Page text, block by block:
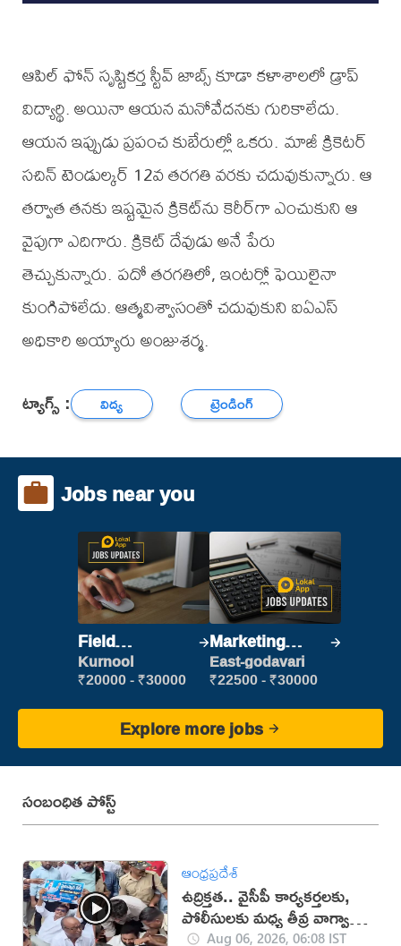
ఆపిల్ ఫోన్ సృష్టికర్త స్టీవ్ జాబ్స్ కూడా కళాశాలలో డ్రాప్
విద్యార్థి. అయినా ఆయన మనోవేదనకు గురికాలేదు.
ఆయన ఇప్పుడు ప్రపంచ కుబేరుల్లో ఒకరు. మాజీ క్రికెటర్
సచిన్ టెండుల్కర్ 12వ తరగతి వరకు చదువుకున్నారు. ఆ
తర్వాత తనకు ఇష్టమైన క్రికెట్‌ను కెరీర్‌గా ఎంచుకుని ఆ
వైపుగా ఎదిగారు. క్రికెట్ దేవుడు అనే పేరు
తెచ్చుకున్నారు. పదో తరగతిలో, ఇంటర్లో ఫెయిలైనా
కుంగిపోలేదు. ఆత్మవిశ్వాసంతో చదువుకుని ఐఏఎస్
అధికారి అయ్యారు అంజుశర్మ.
ట్యాగ్స్ : విద్య ట్రెండింగ్
Jobs near you
Field
Marketing
Executive
Kurnool
₹20000 - ₹30000
Marketing
Executive
East-godavari
₹22500 - ₹30000
Explore more jobs
సంబంధిత పోస్ట్
ఆంధ్రప్రదేశ్
ఉద్రిక్తత.. వైసీపీ కార్యకర్తలకు,
పోలీసులకు మధ్య తీవ్ర వాగ్వాదం
(VIDEO)
Aug 06, 2026, 06:08 IST